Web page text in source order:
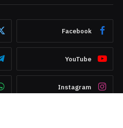
Facebook
YouTube
Instagram